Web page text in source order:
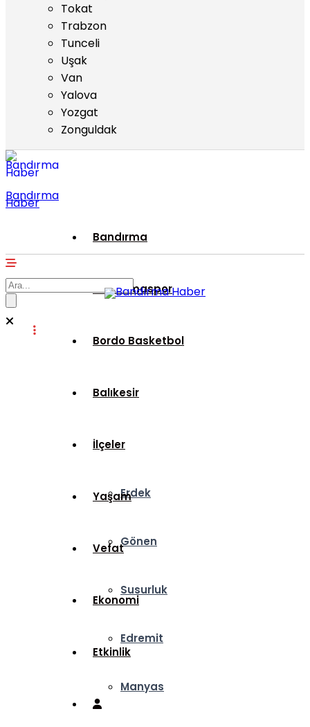
Tokat
Trabzon
Tunceli
Uşak
Van
Yalova
Yozgat
Zonguldak
Bandırma
Haber
Bandırma
Bandırmaspor
Bordo Basketbol
Balıkesir
İlçeler
Erdek
Gönen
Susurluk
Edremit
Manyas
Yaşam
Vefat
Ekonomi
Etkinlik